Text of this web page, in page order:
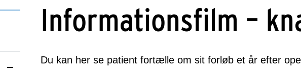
Informationsfilm –
Du kan her se patient fortælle om sit forløb et år efter